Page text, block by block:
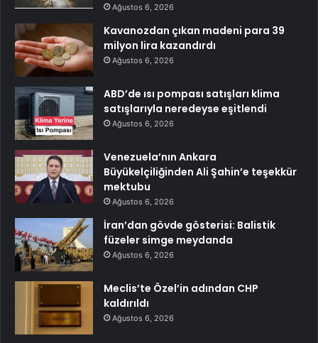
Ağustos 6, 2026
Kavanozdan çıkan madeni para 39
milyon lira kazandırdı
Ağustos 6, 2026
ABD’de ısı pompası satışları klima
satışlarıyla neredeyse eşitlendi
Ağustos 6, 2026
Venezuela’nın Ankara
Büyükelçiliğinden Ali Şahin’e teşekkür
mektubu
Ağustos 6, 2026
İran’dan gövde gösterisi: Balistik
füzeler simge meydanda
Ağustos 6, 2026
Meclis’te Özel’in adından CHP
kaldırıldı
Ağustos 6, 2026